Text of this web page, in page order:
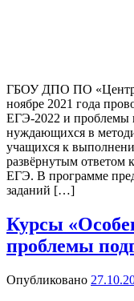
ГБОУ ДПО ПО «Центр
ноябре 2021 года
ЕГЭ-2022 и проблемы
нуждающихся в
учащихся к
развёрнутым ответом
ЕГЭ. В программе
заданий […]
Курсы
проблемы
Опубликовано